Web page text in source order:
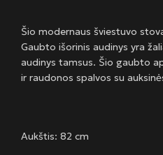
Šio modernaus šviestuvo
Gaubto išorinis audinys yra
audinys tamsus. Šio gaubto
ir raudonos spalvos su
Aukštis: 82 cm